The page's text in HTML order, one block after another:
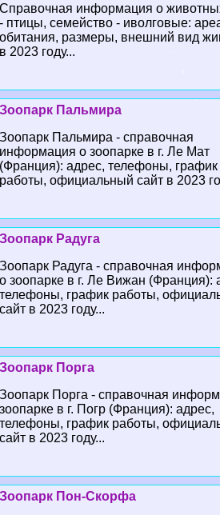
Справочная информация о
- птицы, семейство - иволговые:
обитания, размеры, внешний вид
в 2023 году...
Зоопарк Пальмира
Зоопарк Пальмира - справочная
информация о зоопарке в г. Ле Мат
(Франция): адрес, телефоны, график
работы, официальный сайт в 2023
Зоопарк Радуга
Зоопарк Радуга - справочная
о зоопарке в г. Ле Вижан (Франция):
телефоны, график работы,
сайт в 2023 году...
Зоопарк Порга
Зоопарк Порга - справочная
зоопарке в г. Погр (Франция): адрес,
телефоны, график работы,
сайт в 2023 году...
Зоопарк Пон-Скорфа